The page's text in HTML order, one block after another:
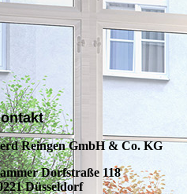
Reingen GmbH & Co. KG
Dorfstraße 118
Düsseldorf